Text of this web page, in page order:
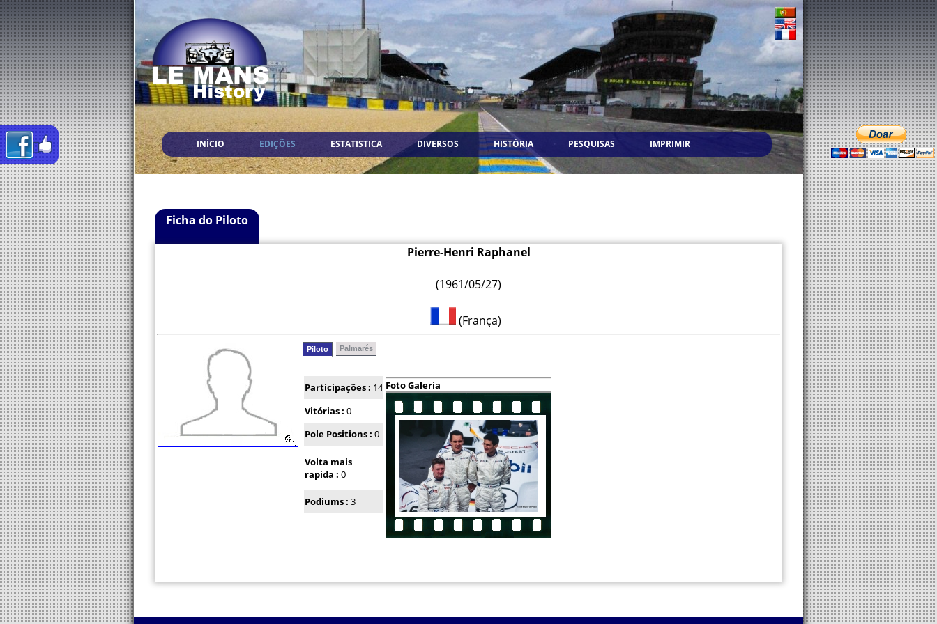
INÍCIO EDIÇÕES ESTATISTICA DIVERSOS HISTÓRIA PESQUISAS IMPRIMIR
Ficha do Piloto
Pierre-Henri Raphanel
(1961/05/27)
(França)
Piloto Palmarés
Participações : 14 Foto Galeria
Vitórias : 0
Pole Positions : 0
Volta mais
rapida : 0
Podiums : 3